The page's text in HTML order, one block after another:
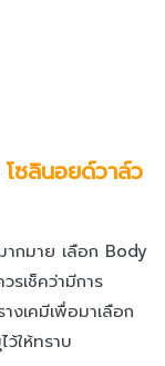
โซลินอยด์วาล์ว
กมาย เลือก Body
รเช็คว่ามีการ
งเคมีเพื่อมาเลือก
ให้ทราบ